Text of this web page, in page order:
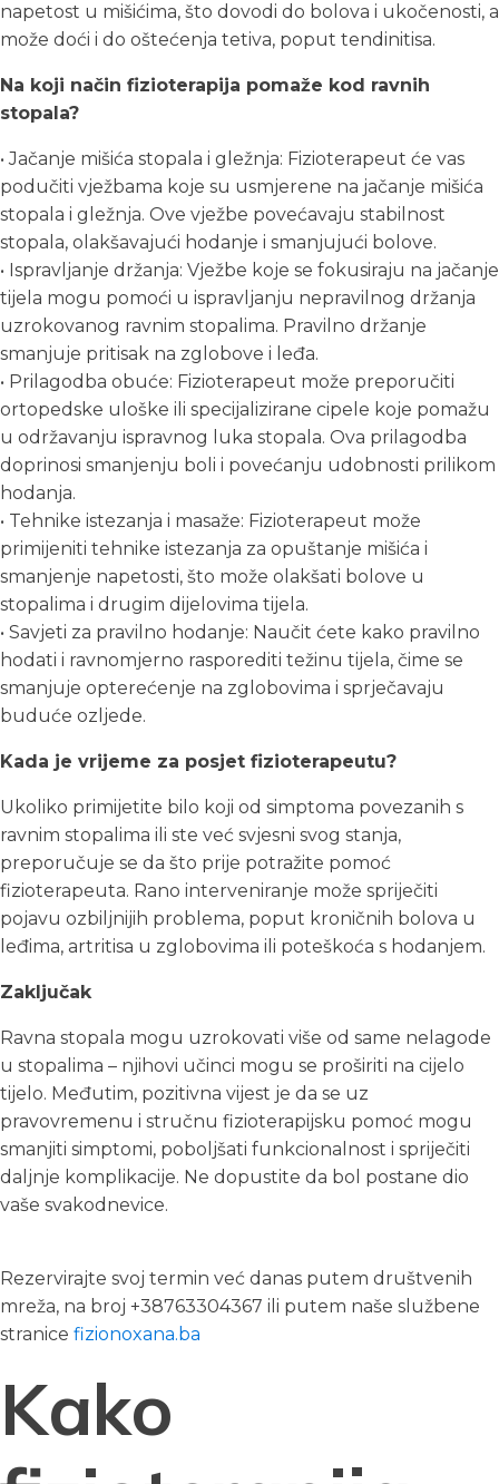
napetost u mišićima, što dovodi do bolova i ukočenosti, a
može doći i do oštećenja tetiva, poput tendinitisa.
Na koji način fizioterapija pomaže kod ravnih
stopala?
• Jačanje mišića stopala i gležnja: Fizioterapeut će vas
podučiti vježbama koje su usmjerene na jačanje mišića
stopala i gležnja. Ove vježbe povećavaju stabilnost
stopala, olakšavajući hodanje i smanjujući bolove.
• Ispravljanje držanja: Vježbe koje se fokusiraju na jačanje
tijela mogu pomoći u ispravljanju nepravilnog držanja
uzrokovanog ravnim stopalima. Pravilno držanje
smanjuje pritisak na zglobove i leđa.
• Prilagodba obuće: Fizioterapeut može preporučiti
ortopedske uloške ili specijalizirane cipele koje pomažu
u održavanju ispravnog luka stopala. Ova prilagodba
doprinosi smanjenju boli i povećanju udobnosti prilikom
hodanja.
• Tehnike istezanja i masaže: Fizioterapeut može
primijeniti tehnike istezanja za opuštanje mišića i
smanjenje napetosti, što može olakšati bolove u
stopalima i drugim dijelovima tijela.
• Savjeti za pravilno hodanje: Naučit ćete kako pravilno
hodati i ravnomjerno rasporediti težinu tijela, čime se
smanjuje opterećenje na zglobovima i sprječavaju
buduće ozljede.
Kada je vrijeme za posjet fizioterapeutu?
Ukoliko primijetite bilo koji od simptoma povezanih s
ravnim stopalima ili ste već svjesni svog stanja,
preporučuje se da što prije potražite pomoć
fizioterapeuta. Rano interveniranje može spriječiti
pojavu ozbiljnijih problema, poput kroničnih bolova u
leđima, artritisa u zglobovima ili poteškoća s hodanjem.
Zaključak
Ravna stopala mogu uzrokovati više od same nelagode
u stopalima – njihovi učinci mogu se proširiti na cijelo
tijelo. Međutim, pozitivna vijest je da se uz
pravovremenu i stručnu fizioterapijsku pomoć mogu
smanjiti simptomi, poboljšati funkcionalnost i spriječiti
daljnje komplikacije. Ne dopustite da bol postane dio
vaše svakodnevice.
Rezervirajte svoj termin već danas putem društvenih
mreža, na broj +38763304367 ili putem naše službene
stranice fizionoxana.ba
Kako